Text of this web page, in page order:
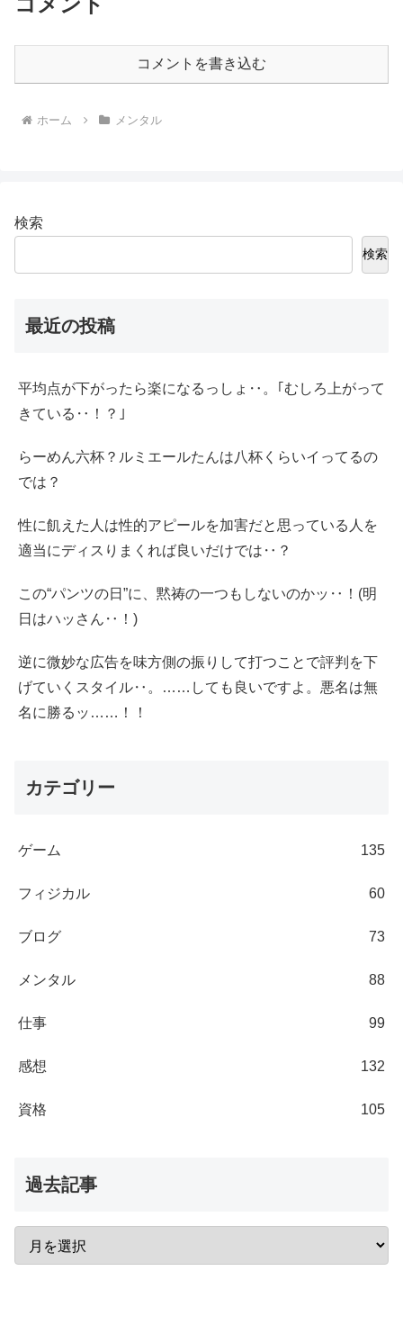
コメントを書き込む
ホーム メンタル
検索
検索
最近の投稿
平均点が下がったら楽になるっしょ‥。｢むしろ上がって
きている‥！？｣
らーめん六杯？ルミエールたんは八杯くらいイってるの
では？
性に飢えた人は性的アピールを加害だと思っている人を
適当にディスりまくれば良いだけでは‥？
この“パンツの日”に、黙祷の一つもしないのかッ‥！(明
日はハッさん‥！)
逆に微妙な広告を味方側の振りして打つことで評判を下
げていくスタイル‥。……しても良いですよ。悪名は無
名に勝るッ……！！
カテゴリー
ゲーム 135
フィジカル 60
ブログ 73
メンタル 88
仕事 99
感想 132
資格 105
過去記事